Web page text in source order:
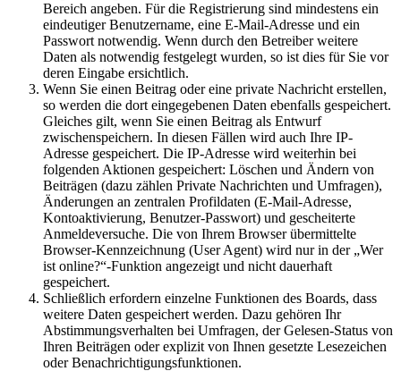
Bereich angeben. Für die Registrierung sind mindestens ein
eindeutiger Benutzername, eine E-Mail-Adresse und ein
Passwort notwendig. Wenn durch den Betreiber weitere
Daten als notwendig festgelegt wurden, so ist dies für Sie vor
deren Eingabe ersichtlich.
Wenn Sie einen Beitrag oder eine private Nachricht erstellen,
so werden die dort eingegebenen Daten ebenfalls gespeichert.
Gleiches gilt, wenn Sie einen Beitrag als Entwurf
zwischenspeichern. In diesen Fällen wird auch Ihre IP-
Adresse gespeichert. Die IP-Adresse wird weiterhin bei
folgenden Aktionen gespeichert: Löschen und Ändern von
Beiträgen (dazu zählen Private Nachrichten und Umfragen),
Änderungen an zentralen Profildaten (E-Mail-Adresse,
Kontoaktivierung, Benutzer-Passwort) und gescheiterte
Anmeldeversuche. Die von Ihrem Browser übermittelte
Browser-Kennzeichnung (User Agent) wird nur in der „Wer
ist online?“-Funktion angezeigt und nicht dauerhaft
gespeichert.
Schließlich erfordern einzelne Funktionen des Boards, dass
weitere Daten gespeichert werden. Dazu gehören Ihr
Abstimmungsverhalten bei Umfragen, der Gelesen-Status von
Ihren Beiträgen oder explizit von Ihnen gesetzte Lesezeichen
oder Benachrichtigungsfunktionen.